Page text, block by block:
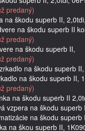
predaný)
na škodu superb II,
na škodu superb II
predaný)
na škodu superb II,
predaný)
na škodu superb
na škodu superb II,
predaný)
na škodu superb II
vzpera na škodu superb
na škodu superb
na škou superb II,